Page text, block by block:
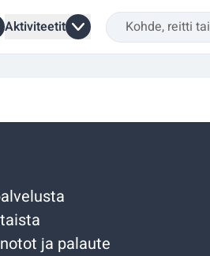
Aktiviteetit
ja palaute